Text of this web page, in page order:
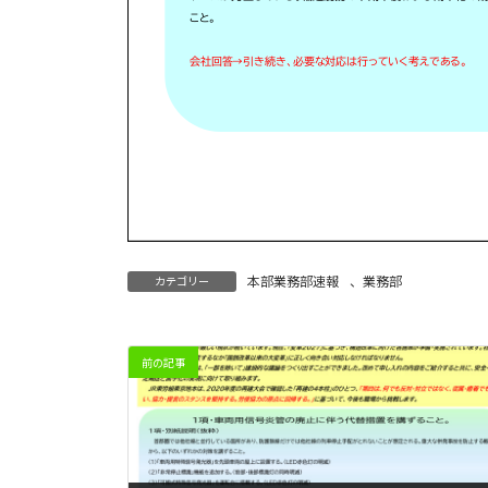
カテゴリー 本部業務部速報 、 業務部
前の記事